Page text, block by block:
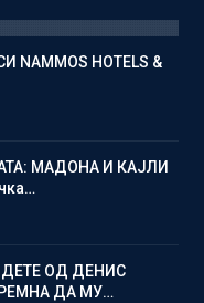
NAMMOS HOTELS &
МАДОНА И КАЈЛИ
ОД ДЕНИС
ДА МУ…